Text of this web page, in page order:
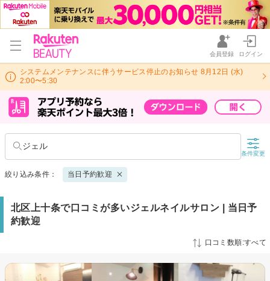
会員登録 ログイン
システムメンテナンスに伴うサービス停止のお知らせ 8月12日 (水)
2:00〜5:30
ジェル
条件変更
絞り込み条件： 当日予約歓迎
北区上十条で口コミが多いジェルネイルサロン | 当日予
約歓迎
口コミ数順:すべて